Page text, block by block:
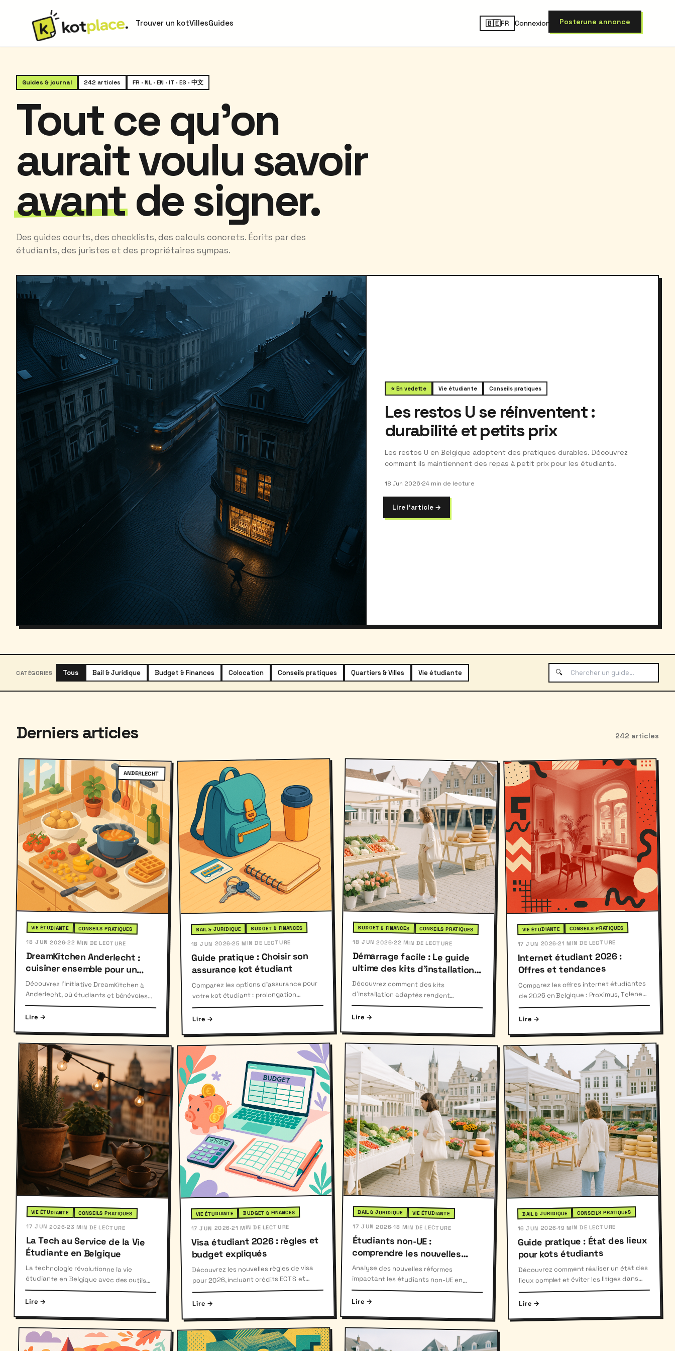
Trouver un kotVillesGuides 🇧🇪FR Connexion Posterune annonce
Guides & journal 242 articles FR · NL · EN · IT · ES · 中文
Tout ce qu'on
aurait voulu savoir
avantde signer.
Des guides courts, des checklists, des calculs concrets. Écrits par des
étudiants, des juristes et des propriétaires sympas.
⭐ En vedette Vie étudiante Conseils pratiques
Les restos U se réinventent :
durabilité et petits prix
Les restos U en Belgique adoptent des pratiques durables. Découvrez
comment ils maintiennent des repas à petit prix pour les étudiants.
18 Jun 2026·24 min de lecture
Lire l'article →
CATÉGORIES Tous Bail & Juridique Budget & Finances Colocation Conseils pratiques Quartiers & Villes Vie étudiante 🔍
Derniers articles 242 articles
ANDERLECHT
VIE ÉTUDIANTE CONSEILS PRATIQUES
18 JUN 2026·22 MIN DE LECTURE
DreamKitchen Anderlecht :
cuisiner ensemble pour un
impact solidaire
Découvrez l'initiative DreamKitchen à
Anderlecht, où étudiants et bénévoles
cuisinent ensemble pour lutter contre le
gaspillage.
Lire →
BAIL & JURIDIQUE BUDGET & FINANCES
18 JUN 2026·25 MIN DE LECTURE
Guide pratique : Choisir son
assurance kot étudiant
Comparez les options d'assurance pour
votre kot étudiant : prolongation
parentale, police individuelle ou
collective.
Lire →
BUDGET & FINANCES CONSEILS PRATIQUES
18 JUN 2026·22 MIN DE LECTURE
Démarrage facile : Le guide
ultime des kits d'installation
pour kots
Découvrez comment des kits
d'installation adaptés rendent
l'installation dans votre kot simple et
économique.
Lire →
VIE ÉTUDIANTE CONSEILS PRATIQUES
17 JUN 2026·21 MIN DE LECTURE
Internet étudiant 2026 :
Offres et tendances
Comparez les offres internet étudiantes
de 2026 en Belgique : Proximus, Telenet,
VOO/Orange, et 5G fixe.
Lire →
VIE ÉTUDIANTE CONSEILS PRATIQUES
17 JUN 2026·23 MIN DE LECTURE
La Tech au Service de la Vie
Étudiante en Belgique
La technologie révolutionne la vie
étudiante en Belgique avec des outils
innovants et des applications locales qui
facilitent le quotidien.
Lire →
VIE ÉTUDIANTE BUDGET & FINANCES
17 JUN 2026·21 MIN DE LECTURE
Visa étudiant 2026 : règles et
budget expliqués
Découvrez les nouvelles règles de visa
pour 2026, incluant crédits ECTS et
budget mensuel nécessaire.
Lire →
BAIL & JURIDIQUE VIE ÉTUDIANTE
17 JUN 2026·18 MIN DE LECTURE
Étudiants non-UE :
comprendre les nouvelles
réformes 2026
Analyse des nouvelles réformes
impactant les étudiants non-UE en
Belgique : crédits, réorientations
limitées, seuils de revenus relevés.
Lire →
BAIL & JURIDIQUE CONSEILS PRATIQUES
16 JUN 2026·19 MIN DE LECTURE
Guide pratique : État des lieux
pour kots étudiants
Découvrez comment réaliser un état des
lieux complet et éviter les litiges dans
votre kot étudiant.
Lire →